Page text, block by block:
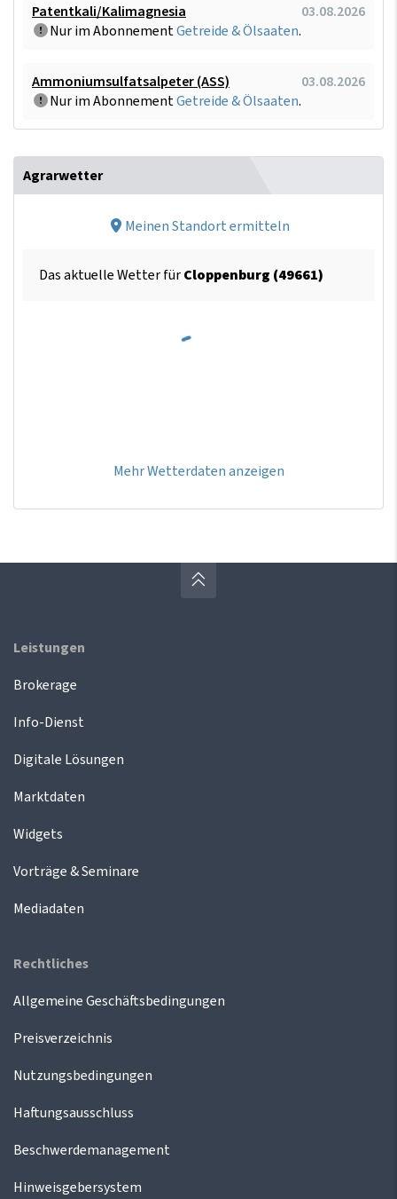
Patentkali/Kalimagnesia
03.08.2026
Nur im AbonnementGetreide & Ölsaaten.
Ammoniumsulfatsalpeter (ASS)
03.08.2026
Nur im AbonnementGetreide & Ölsaaten.
Agrarwetter
Meinen Standort ermitteln
Das aktuelle Wetter fürCloppenburg (49661)
Mehr Wetterdaten anzeigen
Leistungen
Brokerage
Info-Dienst
Digitale Lösungen
Marktdaten
Widgets
Vorträge & Seminare
Mediadaten
Rechtliches
Allgemeine Geschäftsbedingungen
Preisverzeichnis
Nutzungsbedingungen
Haftungsausschluss
Beschwerdemanagement
Hinweisgebersystem